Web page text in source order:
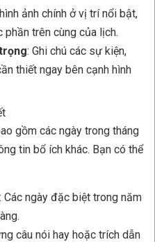
ảnh chính ở vị trí nổi bật,
phần trên cùng của lịch.
: Ghi chú các sự kiện,
thiết ngay bên cạnh hình
gồm các ngày trong tháng
tin bổ ích khác. Bạn có thể
: Các ngày đặc biệt trong năm
câu nói hay hoặc trích dẫn